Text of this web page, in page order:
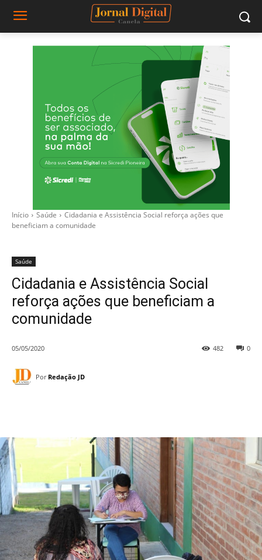
Início Saúde
Cidadania e Assistência Social reforça ações que
beneficiam a comunidade
Saúde
Cidadania e Assistência Social
reforça ações que beneficiam a
comunidade
05/05/2020 0
482
Por Redação JD